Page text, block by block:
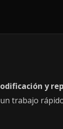
y
trabajo